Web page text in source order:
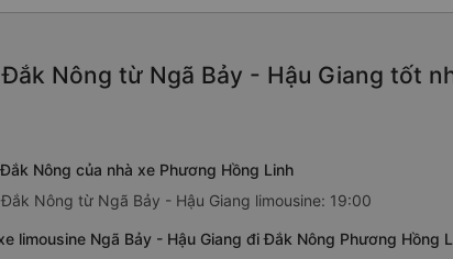
Đắk Nông từ Ngã Bảy - Hậu Giang tốt
Nông của nhà xe Phương Hồng Linh
Nông từ Ngã Bảy - Hậu Giang limousine: 19:00
limousine Ngã Bảy - Hậu Giang đi Đắk Nông Phương Hồng